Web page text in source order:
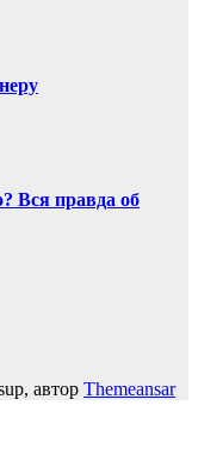
Вся правда об
автор Themeansar